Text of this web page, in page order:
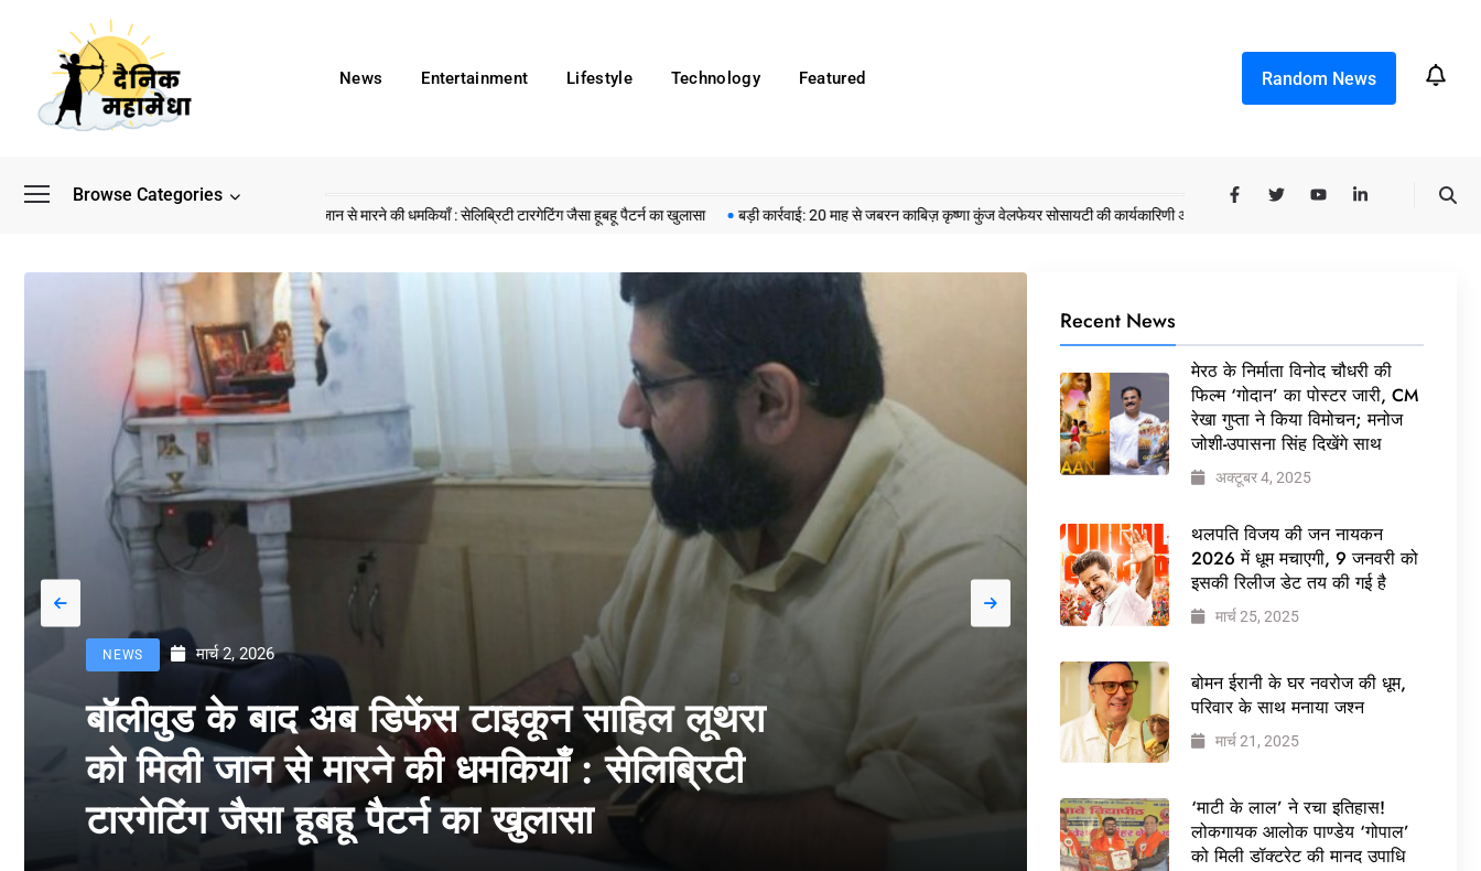
News Entertainment Lifestyle Technology Featured Random News
Browse Categories
के बाद अब डिफेंस टाइकून साहिल लूथरा को मिली जान से मारने की धमकियाँ : सेलिब्रिटी टारगेटिंग जैसा हूबहू पैटर्न का खुलासा बड़ी कार्रवाई: 20 माह से जबरन काबिज़ कृष्णा कुंज वेलफेयर सोसायटी की कार्यकारिणी अपदस्थ, JDA ने पूरी कमान चुनाव समिति को सौंपी
NEWS मार्च 2, 2026
बॉलीवुड के बाद अब डिफेंस टाइकून साहिल लूथरा
को मिली जान से मारने की धमकियाँ : सेलिब्रिटी
टारगेटिंग जैसा हूबहू पैटर्न का खुलासा
बड़ी कार्रवाई: 20 माह से
वेलफेयर सोसायटी की
ने पूरी कमान चुनाव समिति
Recent News
मेरठ के निर्माता विनोद चौधरी की
फिल्म ‘गोदान’ का पोस्टर जारी, CM
रेखा गुप्ता ने किया विमोचन; मनोज
जोशी-उपासना सिंह दिखेंगे साथ
अक्टूबर 4, 2025
थलपति विजय की जन नायकन
2026 में धूम मचाएगी, 9 जनवरी को
इसकी रिलीज डेट तय की गई है
मार्च 25, 2025
बोमन ईरानी के घर नवरोज की धूम,
परिवार के साथ मनाया जश्न
मार्च 21, 2025
‘माटी के लाल’ ने रचा इतिहास!
लोकगायक आलोक पाण्डेय ‘गोपाल’
को मिली डॉक्टरेट की मानद उपाधि